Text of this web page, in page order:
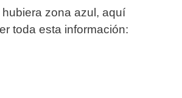
hubiera zona azul, aquí
toda esta información: